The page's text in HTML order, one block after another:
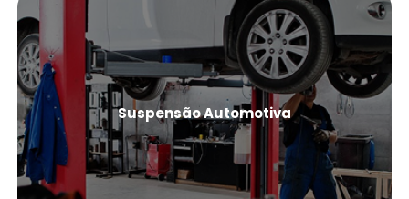
Suspensão Automotiva
Ver Mais